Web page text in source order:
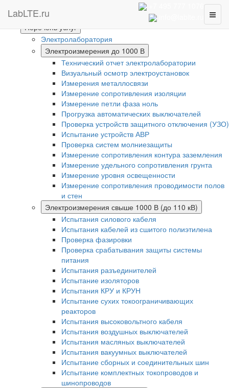
LabLTE.ru
Главная
Перечень услуг
Электролаборатория
Электроизмерения до 1000 В
Технический отчет электролаборатории
Визуальный осмотр электроустановок
Измерения металлосвязи
Измерение сопротивления изоляции
Измерение петли фаза ноль
Прогрузка автоматических выключателей
Проверка устройств защитного отключения (УЗО)
Испытание устройств АВР
Проверка систем молниезащиты
Измерение сопротивления контура заземления
Измерение удельного сопротивления грунта
Измерение уровня освещенности
Измерение сопротивления проводимости полов
и стен
Электроизмерения свыше 1000 В (до 110 кВ)
Испытания силового кабеля
Испытания кабелей из сшитого полиэтилена
Проверка фазировки
Проверка срабатывания защиты системы
питания
Испытания разъединителей
Испытание изоляторов
Испытания КРУ и КРУН
Испытание сухих токоограничивающих
реакторов
Испытания высоковольтного кабеля
Испытания воздушных выключателей
Испытания масляных выключателей
Испытания вакуумных выключателей
Испытание сборных и соединительных шин
Испытание комплектных токопроводов и
шинопроводов